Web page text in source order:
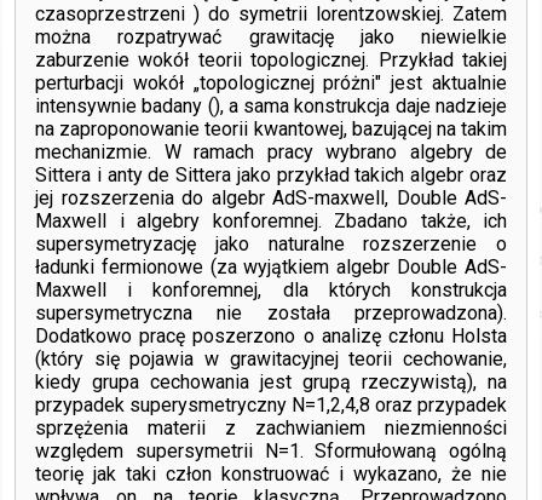
czasoprzestrzeni ) do symetrii lorentzowskiej. Zatem
można rozpatrywać grawitację jako niewielkie
zaburzenie wokół teorii topologicznej. Przykład takiej
perturbacji wokół „topologicznej próżni" jest aktualnie
intensywnie badany (), a sama konstrukcja daje nadzieje
na zaproponowanie teorii kwantowej, bazującej na takim
mechanizmie. W ramach pracy wybrano algebry de
Sittera i anty de Sittera jako przykład takich algebr oraz
jej rozszerzenia do algebr AdS-maxwell, Double AdS-
Maxwell i algebry konforemnej. Zbadano także, ich
supersymetryzację jako naturalne rozszerzenie o
ładunki fermionowe (za wyjątkiem algebr Double AdS-
Maxwell i konforemnej, dla których konstrukcja
supersymetryczna nie została przeprowadzona).
Dodatkowo pracę poszerzono o analizę członu Holsta
(który się pojawia w grawitacyjnej teorii cechowanie,
kiedy grupa cechowania jest grupą rzeczywistą), na
przypadek superysmetryczny N=1,2,4,8 oraz przypadek
sprzężenia materii z zachwianiem niezmienności
względem supersymetrii N=1. Sformułowaną ogólną
teorię jak taki człon konstruować i wykazano, że nie